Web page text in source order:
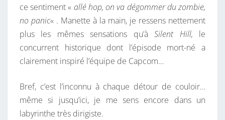
ce sentiment « allé hop, on va dégommer du zombie,
no panic« . Manette à la main, je ressens nettement
plus les mêmes sensations qu’àSilent Hill, le
concurrent historique dont l’épisode mort-né a
clairement inspiré l’équipe de Capcom…
Bref, c’est l’inconnu à chaque détour de couloir…
même si jusqu’ici, je me sens encore dans un
labyrinthe très dirigiste.